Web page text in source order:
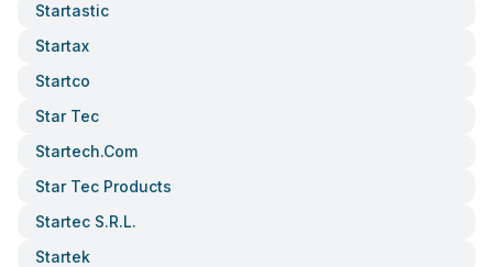
Startastic
Startax
Startco
Star Tec
Startech.com
Star Tec Products
Startec S.r.l.
Startek